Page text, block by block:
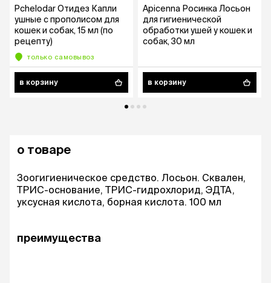
Pchelodar Отидез Капли
ушные с прополисом для
кошек и собак, 15 мл (по
рецепту)
только самовывоз
в корзину
Apicenna Росинка Лосьон
для гигиенической
обработки ушей у кошек и
собак, 30 мл
в корзину
о товаре
Зоогигиеническое средство. Лосьон. Сквален,
ТРИС-основание, ТРИС-гидрохлорид, ЭДТА,
уксусная кислота, борная кислота. 100 мл
преимущества